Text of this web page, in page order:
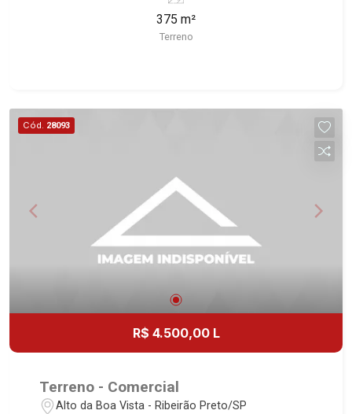
375 m²
Terreno
Cód. 28093
R$ 4.500,00 L
Terreno - Comercial
Alto da Boa Vista - Ribeirão Preto/SP